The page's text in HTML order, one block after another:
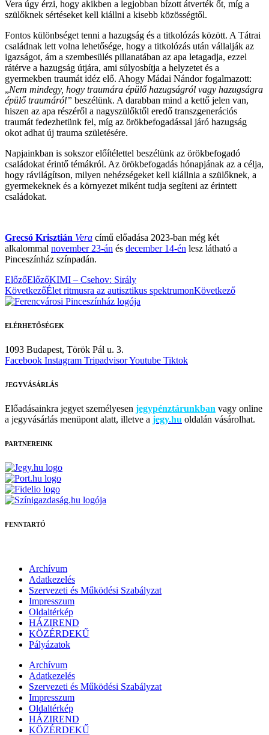
Vera úgy érzi, hogy akikben a legjobban bízott átverték őt, míg a
szülőknek sértéseket kell kiállni a kisebb közösségtől.
Fontos különbséget tenni a hazugság és a titkolózás között. A Tátrai
családnak lett volna lehetősége, hogy a titkolózás után vállalják az
igazságot, ám a szembesülés pillanatában az apa letagadja, ezzel
rátérve a hazugság útjára, ami súlyosbítja a helyzetet és a
gyermekben traumát idéz elő. Ahogy Mádai Nándor fogalmazott:
„Nem mindegy, hogy traumára épülő hazugságról vagy hazugságra
épülő traumáról” beszélünk. A darabban mind a kettő jelen van,
hiszen az apa részéről a nagyszülőktől eredő transzgenerációs
traumát fedezhetünk fel, míg az örökbefogadással járó hazugság
okot adhat új trauma születésére.
Napjainkban is sokszor előítélettel beszélünk az örökbefogadó
családokat érintő témákról. Az örökbefogadás hónapjának az a célja,
hogy rávilágítson, milyen nehézségeket kell kiállnia a szülőknek, a
gyermekeknek és a környezet miként tudja segíteni az érintett
családokat.
Grecsó Krisztián Vera című előadása 2023-ban még két
alkalommal november 23-án és december 14-én lesz látható a
Pinceszínház színpadán.
ElőzőElőzőKIMI – Csehov: Sirály
KövetkezőÉlet ritmusra az autisztikus spektrumonKövetkező
ELÉRHETŐSÉGEK
1093 Budapest, Török Pál u. 3.
Facebook Instagram TripadvisorYoutube Tiktok
JEGYVÁSÁRLÁS
Előadásainkra jegyet személyesen jegypénztárunkban vagy online
a jegyvásárlás menüpont alatt, illetve a jegy.hu oldalán vásárolhat.
PARTNEREINK
FENNTARTÓ
Archívum
Adatkezelés
Szervezeti és Működési Szabályzat
Impresszum
Oldaltérkép
HÁZIREND
KÖZÉRDEKŰ
Pályázatok
Archívum
Adatkezelés
Szervezeti és Működési Szabályzat
Impresszum
Oldaltérkép
HÁZIREND
KÖZÉRDEKŰ